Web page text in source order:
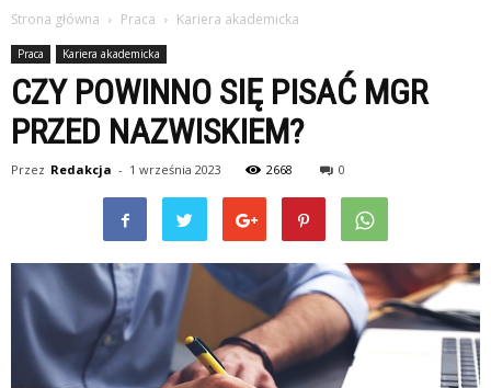
Strona główna Praca Kariera akademicka
Praca Kariera akademicka
CZY POWINNO SIĘ PISAĆ MGR
PRZED NAZWISKIEM?
Przez Redakcja - 1 września 2023 2668 0